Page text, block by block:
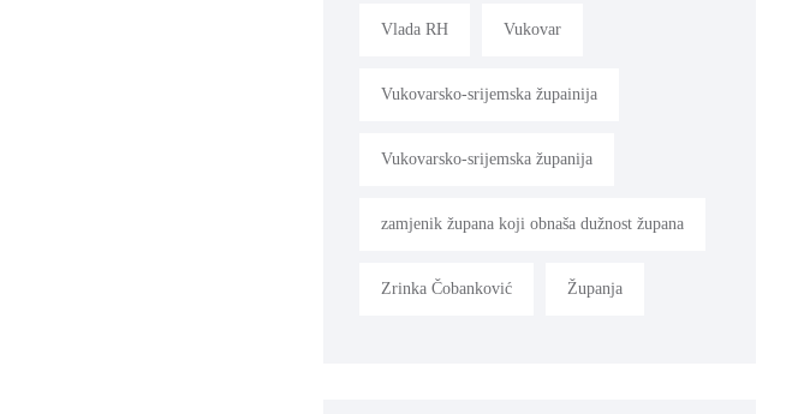
Vlada RH Vukovar
Vukovarsko-srijemska župainija
Vukovarsko-srijemska županija
zamjenik župana koji obnaša dužnost župana
Zrinka Čobanković Županja